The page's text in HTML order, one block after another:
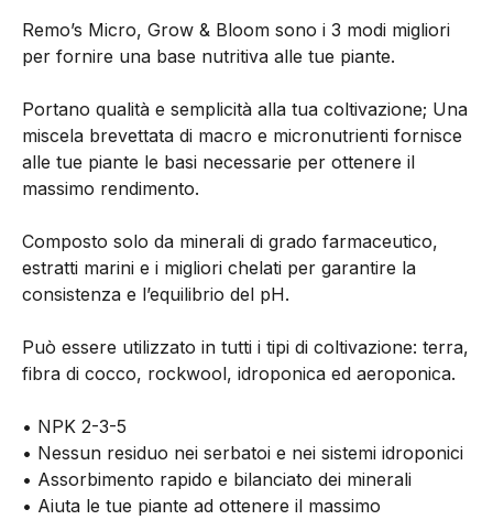
Remo’s Micro, Grow & Bloom sono i 3 modi migliori
per fornire una base nutritiva alle tue piante.
Portano qualità e semplicità alla tua coltivazione; Una
miscela brevettata di macro e micronutrienti fornisce
alle tue piante le basi necessarie per ottenere il
massimo rendimento.
Composto solo da minerali di grado farmaceutico,
estratti marini e i migliori chelati per garantire la
consistenza e l’equilibrio del pH.
Può essere utilizzato in tutti i tipi di coltivazione: terra,
fibra di cocco, rockwool, idroponica ed aeroponica.
• NPK 2-3-5
• Nessun residuo nei serbatoi e nei sistemi idroponici
• Assorbimento rapido e bilanciato dei minerali
• Aiuta le tue piante ad ottenere il massimo